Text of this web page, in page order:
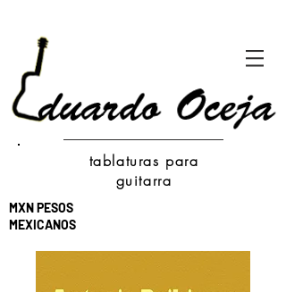
tablaturas para
guitarra
MXN PESOS
MEXICANOS